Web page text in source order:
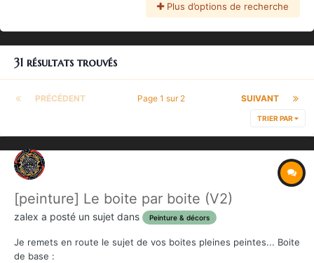
Plus d’options de recherche
31 résultats trouvés
PRÉCÉDENT SUIVANT
Page 1 sur 2
TRIER PAR
[peinture] Le boite par boite (V2)
zalex a posté un sujet dans Peinture & décors
Je remets en route le sujet de vos boites pleines peintes... Boite
de base :